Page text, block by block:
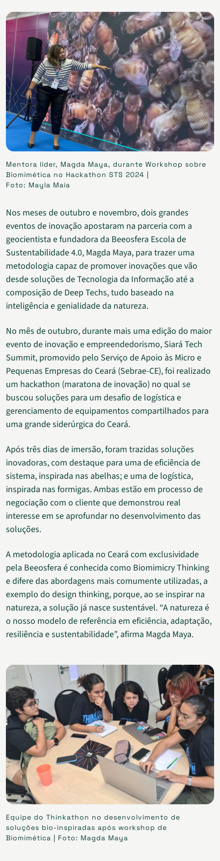
Mentora líder, Magda Maya, durante Workshop sobre
Biomimética no Hackathon STS 2024 |
Foto: Mayla Maia
Nos meses de outubro e novembro, dois grandes
eventos de inovação apostaram na parceria com a
geocientista e fundadora da Beeosfera Escola de
Sustentabilidade 4.0, Magda Maya, para trazer uma
metodologia capaz de promover inovações que vão
desde soluções de Tecnologia da Informação até a
composição de Deep Techs, tudo baseado na
inteligência e genialidade da natureza.
No mês de outubro, durante mais uma edição do maior
evento de inovação e empreendedorismo, Siará Tech
Summit, promovido pelo Serviço de Apoio às Micro e
Pequenas Empresas do Ceará (Sebrae-CE), foi realizado
um hackathon (maratona de inovação) no qual se
buscou soluções para um desafio de logística e
gerenciamento de equipamentos compartilhados para
uma grande siderúrgica do Ceará.
Após três dias de imersão, foram trazidas soluções
inovadoras, com destaque para uma de eficiência de
sistema, inspirada nas abelhas; e uma de logística,
inspirada nas formigas. Ambas estão em processo de
negociação com o cliente que demonstrou real
interesse em se aprofundar no desenvolvimento das
soluções.
A metodologia aplicada no Ceará com exclusividade
pela Beeosfera é conhecida como Biomimicry Thinking
e difere das abordagens mais comumente utilizadas, a
exemplo do design thinking, porque, ao se inspirar na
natureza, a solução já nasce sustentável. “A natureza é
o nosso modelo de referência em eficiência, adaptação,
resiliência e sustentabilidade”, afirma Magda Maya.
Equipe do Thinkathon no desenvolvimento de
soluções bio-inspiradas após workshop de
Biomimética | Foto: Magda Maya